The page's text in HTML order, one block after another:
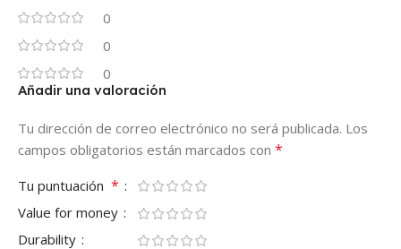
0
0
0
Añadir una valoración
Tu dirección de correo electrónico no será publicada. Los
campos obligatorios están marcados con *
Tu puntuación *
Value for money
Durability